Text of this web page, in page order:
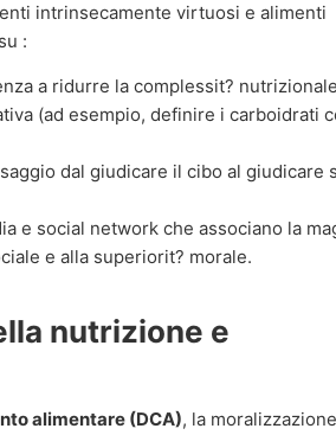
intrinsecamente virtuosi e alimenti
:
a ridurre la complessit?
(ad esempio, definire i carboidrati
dal giudicare il cibo al giudicare
e social network che associano la
e alla superiorit? morale.
nutrizione e
alimentare (DCA), la